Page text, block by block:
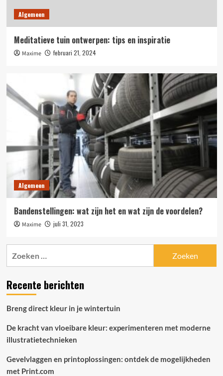
Algemeen
Meditatieve tuin ontwerpen: tips en inspiratie
Maxime februari 21, 2024
Algemeen
Bandenstellingen: wat zijn het en wat zijn de voordelen?
Maxime juli 31, 2023
Recente berichten
Breng direct kleur in je wintertuin
De kracht van vloeibare kleur: experimenteren met moderne
illustratietechnieken
Gevelvlaggen en printoplossingen: ontdek de mogelijkheden
met Print.com